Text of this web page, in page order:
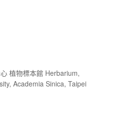
植物標本館 Herbarium,
Academia Sinica, Taipei